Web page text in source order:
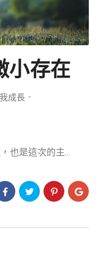
小存在
成長
也是這次的主...